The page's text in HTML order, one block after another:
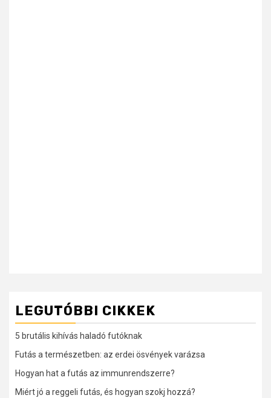
LEGUTÓBBI CIKKEK
5 brutális kihívás haladó futóknak
Futás a természetben: az erdei ösvények varázsa
Hogyan hat a futás az immunrendszerre?
Miért jó a reggeli futás, és hogyan szokj hozzá?